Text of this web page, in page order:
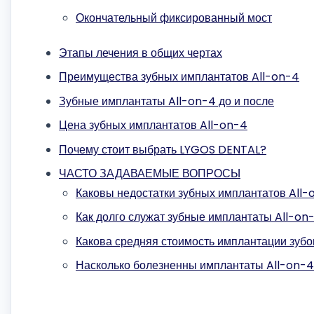
Окончательный фиксированный мост
Этапы лечения в общих чертах
Преимущества зубных имплантатов All-on-4
Зубные имплантаты All-on-4 до и после
Цена зубных имплантатов All-on-4
Почему стоит выбрать LYGOS DENTAL?
ЧАСТО ЗАДАВАЕМЫЕ ВОПРОСЫ
Каковы недостатки зубных имплантатов
Как долго служат зубные имплантаты All-
Какова средняя стоимость имплантации
Насколько болезненны имплантаты All-on-